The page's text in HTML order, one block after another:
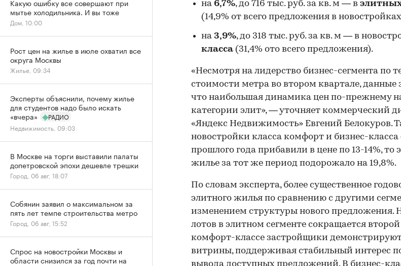
00:00 / 00:00
на 6,7%, до 716 тыс. руб. за кв. м — в
(14,9% от всего предложения в
на 3,9%, до 318 тыс. руб. за кв. м — в
класса (31,4% ото всего предложения).
«Несмотря на лидерство бизнес-сегмента по
стоимости метра во втором квартале, данные
что наибольшая динамика цен по-прежнему
категории элит», — уточняет коммерческий
«Яндекс Недвижимость» Евгений Белокуров.
новостройки класса комфорт и бизнес-
прошлого года прибавили в цене по 13-14%, то
жилье за тот же период подорожало на 19,8%.
По словам эксперта, более существенное
элитного жилья по сравнению с другими
изменением структуры нового предложения.
лотов в элитном сегменте сокращается
комфорт-классе застройщики
витрины, поддерживая стабильный интерес
Какую ошибку все совершают при
мытье холодильника. И вы тоже
Дом, 10:00
Рост цен на жилье в июле охватил все
округа Москвы
Жилье, 09:34
Эксперты объяснили, почему жилье
для студентов надо было искать
«вчера»
РАДИО
Недвижимость, 09:03
В Москве на торги выставили палаты
допетровской эпохи дешевле трешки
Город, 06 авг, 18:07
Собянин заявил о максимальном за
пять лет темпе строительства метро
Город, 06 авг, 15:52
Спрос на новостройки Москвы и
области снизился за год почти на